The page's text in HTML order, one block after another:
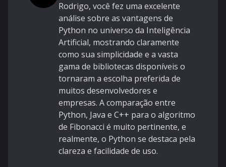
Rodrigo, você fez uma excelente
análise sobre as vantagens de
Python no universo da Inteligência
Artificial, mostrando claramente
como sua simplicidade e a vasta
gama de bibliotecas disponíveis o
tornaram a escolha preferida de
muitos desenvolvedores e
empresas. A comparação entre
Python, Java e C++ para o algoritmo
de Fibonacci é muito pertinente, e
realmente, o Python se destaca pela
clareza e facilidade de uso.